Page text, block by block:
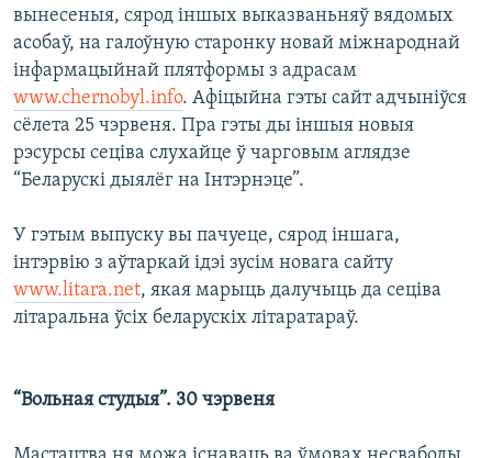
вынесеныя, сярод іншых выказваньняў вядомых
асобаў, на галоўную старонку новай міжнароднай
інфармацыйнай плятформы з адрасам
www.chernobyl.info. Афіцыйна гэты сайт адчыніўся
сёлета 25 чэрвеня. Пра гэты ды іншыя новыя
рэсурсы сеціва слухайце ў чарговым аглядзе
“Беларускі дыялёг на Інтэрнэце”.
У гэтым выпуску вы пачуеце, сярод іншага,
інтэрвію з аўтаркай ідэі зусім новага сайту
www.litara.net, якая марыць далучыць да сеціва
літаральна ўсіх беларускіх літаратараў.
“Вольная студыя”. 30 чэрвеня